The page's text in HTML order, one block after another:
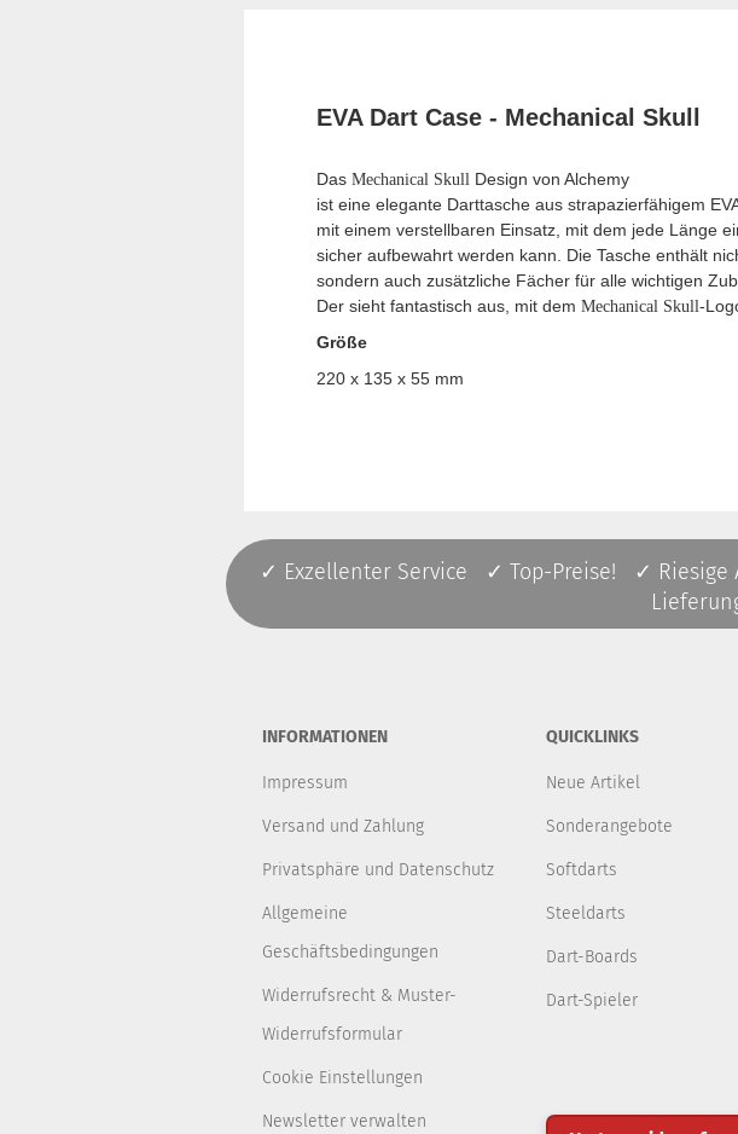
EVA Dart Case - Mechanical Skull
Das Mechanical Skull Design von Alchemy
ist eine elegante Darttasche aus strapazierfähigem
mit einem verstellbaren Einsatz, mit dem jede Länge
sicher aufbewahrt werden kann. Die Tasche enthält
sondern auch zusätzliche Fächer für alle wichtigen
Der sieht fantastisch aus, mit dem Mechanical Skull-
Größe
220 x 135 x 55 mm
✓ Exzellenter Service ✓ Top-Preise! ✓
INFORMATIONEN
Impressum
Versand und Zahlung
Privatsphäre und Datenschutz
Allgemeine
Geschäftsbedingungen
Widerrufsrecht & Muster-
Widerrufsformular
Cookie Einstellungen
Newsletter verwalten
QUICKLINKS
Neue Artikel
Sonderangebote
Softdarts
Steeldarts
Dart-Boards
Dart-Spieler